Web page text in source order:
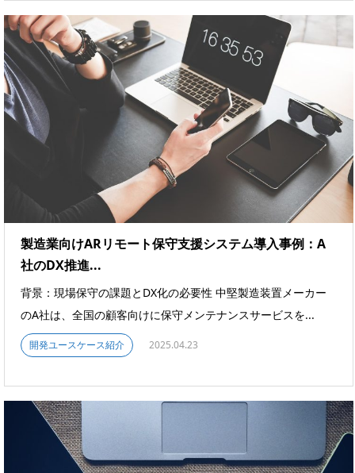
製造業向けARリモート保守支援システム導入事例：A
社のDX推進...
背景：現場保守の課題とDX化の必要性 中堅製造装置メーカー
のA社は、全国の顧客向けに保守メンテナンスサービスを...
開発ユースケース紹介 2025.04.23